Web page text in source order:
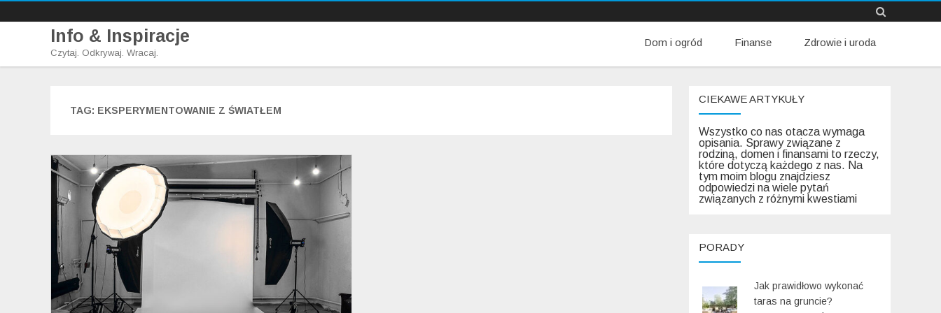
Info & Inspiracje
Czytaj. Odkrywaj. Wracaj.
to
Dom i ogród Finanse Zdrowie i uroda
TAG: EKSPERYMENTOWANIE Z ŚWIATŁEM
CIEKAWE ARTYKUŁY
Wszystko co nas otacza wymaga
opisania. Sprawy związane z
rodziną, domen i finansami to rzeczy,
które dotyczą każdego z nas. Na
tym moim blogu znajdziesz
odpowiedzi na wiele pytań
związanych z różnymi kwestiami
PORADY
Jak prawidłowo wykonać
taras na gruncie?